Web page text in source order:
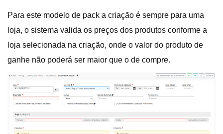
Para este modelo de pack a criação é sempre para uma
loja, o sistema valida os preços dos produtos conforme a
loja selecionada na criação, onde o valor do produto de
ganhe não poderá ser maior que o de compre.